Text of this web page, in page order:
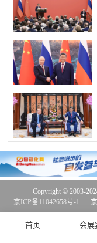
首页 会展
Copyright © 2003-
京ICP备11042658号-1